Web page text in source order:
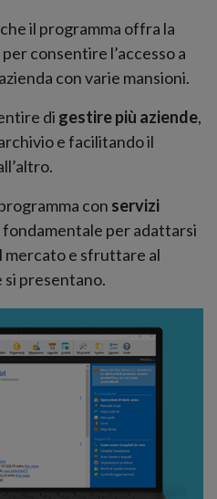
il programma offra la
per consentire l’accesso a
con varie mansioni.
di gestire più aziende,
e facilitando il
con servizi
fondamentale per adattarsi
mercato e sfruttare al
presentano.